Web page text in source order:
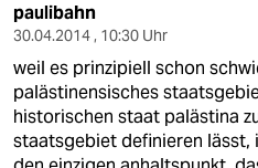
paulibahn
30.04.2014 , 10:30 Uhr
weil es prinzipiell schon
palästinensisches
historischen staat palästina
staatsgebiet definieren lässt,